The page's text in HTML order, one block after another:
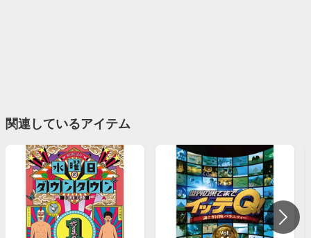
関連しているアイテム